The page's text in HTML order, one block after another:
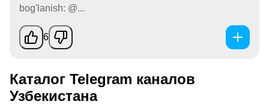
bog'lanish: @...
6
Каталог Telegram каналов
Узбекистана